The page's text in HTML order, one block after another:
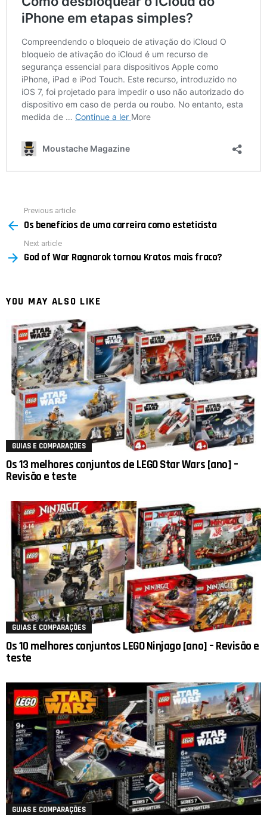
more
Previous article
Os benefícios de uma carreira como esteticista
Next article
God of War Ragnarok tornou Kratos mais fraco?
YOU MAY ALSO LIKE
GUIAS E COMPARAÇÕES
Os 13 melhores conjuntos de LEGO Star Wars [ano] –
Revisão e teste
GUIAS E COMPARAÇÕES
Os 10 melhores conjuntos LEGO Ninjago [ano] – Revisão e
teste
GUIAS E COMPARAÇÕES